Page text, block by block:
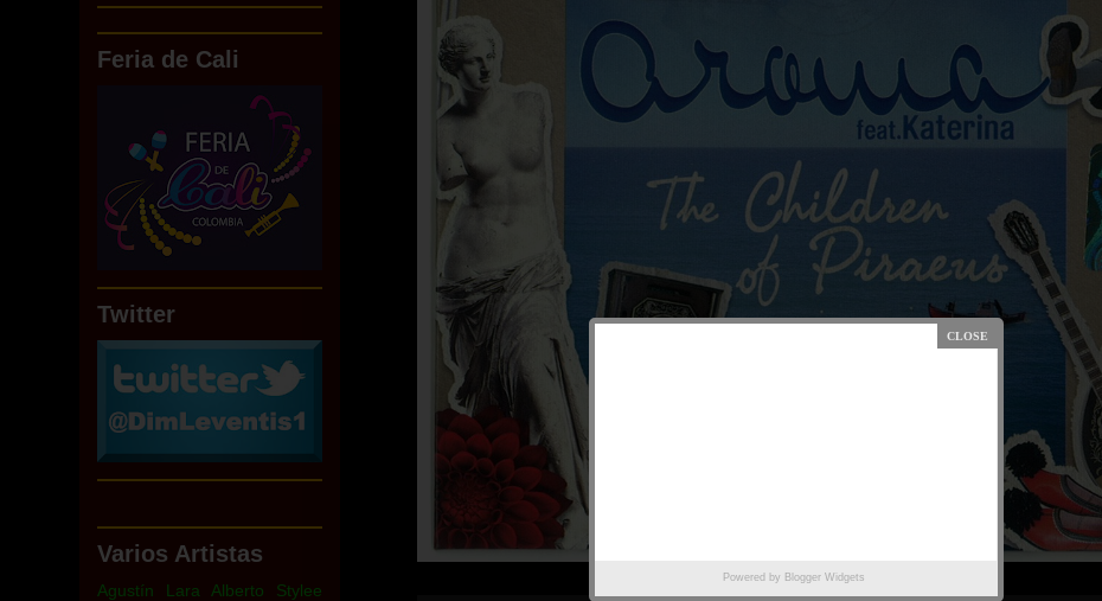
Powered by Blogger Widgets
Feria de Cali
Twitter
Varios Artistas
Agustín Lara
Alberto Stylee